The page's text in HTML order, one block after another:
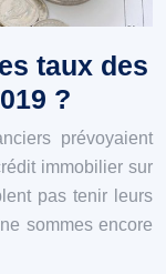
taux des
?
prévoyaient
immobilier sur
pas tenir leurs
sommes encore